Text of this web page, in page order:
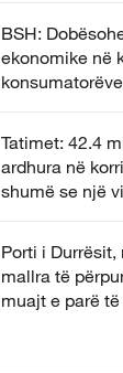
BSH:
ekonomike në
konsumatorëve
Tatimet: 42.4
ardhura në
shumë se një
Porti i
mallra të
muajt e parë